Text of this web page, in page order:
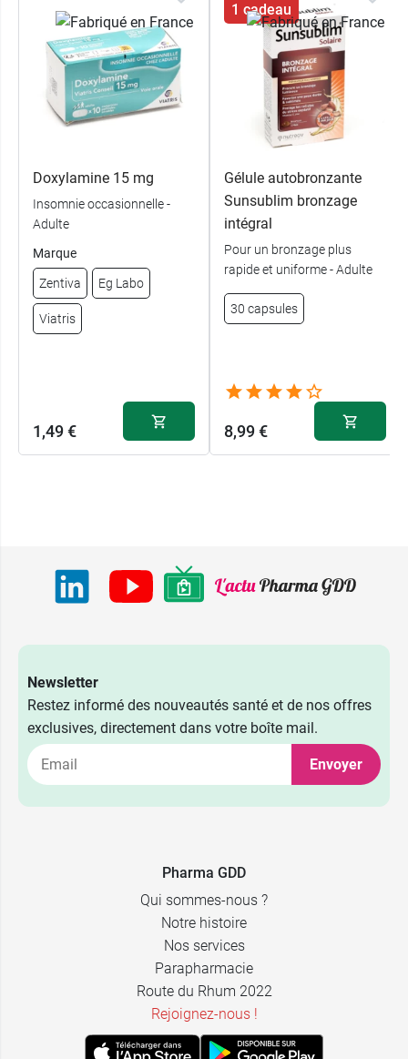
Doxylamine 15 mg
Insomnie occasionnelle -
Adulte
Marque
Zentiva Eg Labo
Viatris
1,49 €
Zentiva
1 cadeau
Gélule autobronzante
Sunsublim bronzage
intégral
Pour un bronzage plus
rapide et uniforme - Adulte
30 capsules
8,99 €
Newsletter
Restez informé des nouveautés santé et de nos offres
exclusives, directement dans votre boîte mail.
Envoyer
Pharma GDD
Qui sommes-nous ?
Notre histoire
Nos services
Parapharmacie
Route du Rhum 2022
Rejoignez-nous !